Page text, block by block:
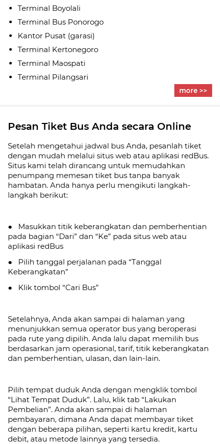
Terminal Boyolali
Terminal Bus Ponorogo
Kantor Pusat (garasi)
Terminal Kertonegoro
Terminal Maospati
Terminal Pilangsari
more >>
Pesan Tiket Bus Anda secara Online
Setelah mengetahui jadwal bus Anda, pesanlah tiket
dengan mudah melalui situs web atau aplikasi redBus.
Situs kami telah dirancang untuk memudahkan
penumpang memesan tiket bus tanpa banyak
hambatan. Anda hanya perlu mengikuti langkah-
langkah berikut:
● Masukkan titik keberangkatan dan pemberhentian
pada bagian “Dari” dan “Ke” pada situs web atau
aplikasi redBus
● Pilih tanggal perjalanan pada “Tanggal
Keberangkatan”
● Klik tombol “Cari Bus”
Setelahnya, Anda akan sampai di halaman yang
menunjukkan semua operator bus yang beroperasi
pada rute yang dipilih. Anda lalu dapat memilih bus
berdasarkan jam operasional, tarif, titik keberangkatan
dan pemberhentian, ulasan, dan lain-lain.
Pilih tempat duduk Anda dengan mengklik tombol
“Lihat Tempat Duduk”. Lalu, klik tab “Lakukan
Pembelian”. Anda akan sampai di halaman
pembayaran, dimana Anda dapat membayar tiket
dengan beberapa pilihan, seperti kartu kredit, kartu
debit, atau metode lainnya yang tersedia.